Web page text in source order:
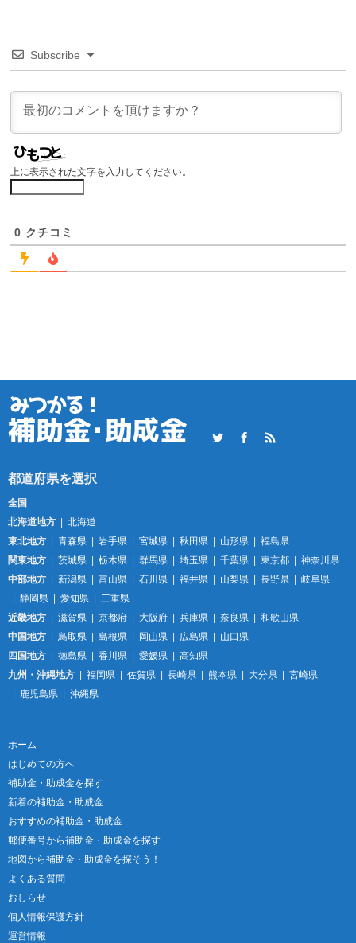
Subscribe
上に表示された文字を入力してください。
0 クチコミ
TwitterFacebookRSS
全国
北海道地方
北海道
東北地方
青森県 岩手県 宮城県 秋田県 山形県
福島県
関東地方
茨城県 栃木県 群馬県 埼玉県 千葉県 東京都
神奈川県
中部地方
新潟県 富山県 石川県 福井県 山梨県 長野県
岐阜県
静岡県
愛知県
三重県
近畿地方
滋賀県 京都府 大阪府 兵庫県 奈良県
和歌山県
中国地方
鳥取県 島根県 岡山県 広島県
山口県
四国地方
徳島県 香川県 愛媛県
高知県
九州・沖縄地方
福岡県 佐賀県 長崎県 熊本県 大分県
宮崎県
鹿児島県
沖縄県
ホーム
はじめての方へ
補助金・助成金を探す
新着の補助金・助成金
おすすめの補助金・助成金
郵便番号から補助金・助成金を探す
地図から補助金・助成金を探そう！
よくある質問
おしらせ
個人情報保護方針
運営情報